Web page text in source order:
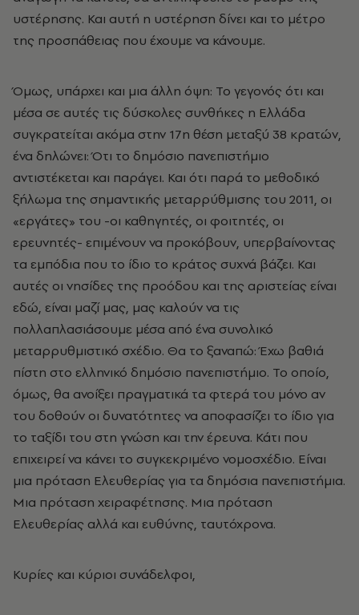
υστέρησης. Και αυτή η υστέρηση δίνει και το μέτρο
της προσπάθειας που έχουμε να κάνουμε.
Όμως, υπάρχει και μια άλλη όψη: Το γεγονός ότι και
μέσα σε αυτές τις δύσκολες συνθήκες η Ελλάδα
συγκρατείται ακόμα στην 17η θέση μεταξύ 38 κρατών,
ένα δηλώνει: Ότι το δημόσιο πανεπιστήμιο
αντιστέκεται και παράγει. Και ότι παρά το μεθοδικό
ξήλωμα της σημαντικής μεταρρύθμισης του 2011, οι
«εργάτες» του -οι καθηγητές, οι φοιτητές, οι
ερευνητές- επιμένουν να προκόβουν, υπερβαίνοντας
τα εμπόδια που το ίδιο το κράτος συχνά βάζει. Και
αυτές οι νησίδες της προόδου και της αριστείας είναι
εδώ, είναι μαζί μας, μας καλούν να τις
πολλαπλασιάσουμε μέσα από ένα συνολικό
μεταρρυθμιστικό σχέδιο. Θα το ξαναπώ: Έχω βαθιά
πίστη στο ελληνικό δημόσιο πανεπιστήμιο. Το οποίο,
όμως, θα ανοίξει πραγματικά τα φτερά του μόνο αν
του δοθούν οι δυνατότητες να αποφασίζει το ίδιο για
το ταξίδι του στη γνώση και την έρευνα. Κάτι που
επιχειρεί να κάνει το συγκεκριμένο νομοσχέδιο. Είναι
μια πρόταση Ελευθερίας για τα δημόσια πανεπιστήμια.
Μια πρόταση χειραφέτησης. Μια πρόταση
Ελευθερίας αλλά και ευθύνης, ταυτόχρονα.
Κυρίες και κύριοι συνάδελφοι,